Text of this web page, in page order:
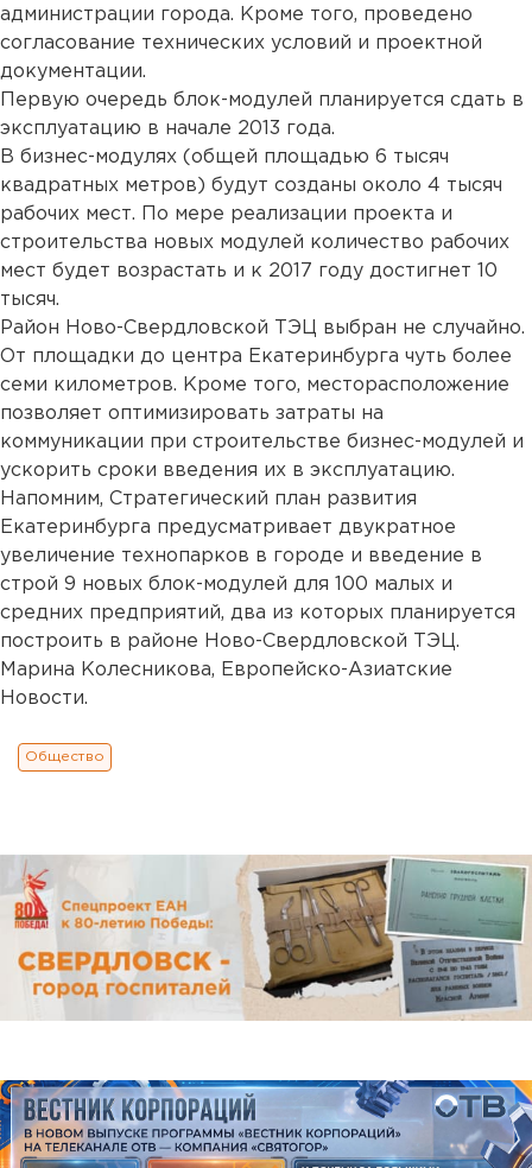
администрации города. Кроме того, проведено
согласование технических условий и проектной
документации.
Первую очередь блок-модулей планируется сдать в
эксплуатацию в начале 2013 года.
В бизнес-модулях (общей площадью 6 тысяч
квадратных метров) будут созданы около 4 тысяч
рабочих мест. По мере реализации проекта и
строительства новых модулей количество рабочих
мест будет возрастать и к 2017 году достигнет 10
тысяч.
Район Ново-Свердловской ТЭЦ выбран не случайно.
От площадки до центра Екатеринбурга чуть более
семи километров. Кроме того, месторасположение
позволяет оптимизировать затраты на
коммуникации при строительстве бизнес-модулей и
ускорить сроки введения их в эксплуатацию.
Напомним, Стратегический план развития
Екатеринбурга предусматривает двукратное
увеличение технопарков в городе и введение в
строй 9 новых блок-модулей для 100 малых и
средних предприятий, два из которых планируется
построить в районе Ново-Свердловской ТЭЦ.
Марина Колесникова, Европейско-Азиатские
Новости.
Общество